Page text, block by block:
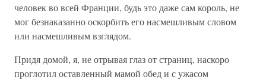
человек во всей Франции, будь это даже сам король, не
мог безнаказанно оскорбить его насмешливым словом
или насмешливым взглядом.
Придя домой, я, не отрывая глаз от страниц, наскоро
проглотил оставленный мамой обед и с ужасом